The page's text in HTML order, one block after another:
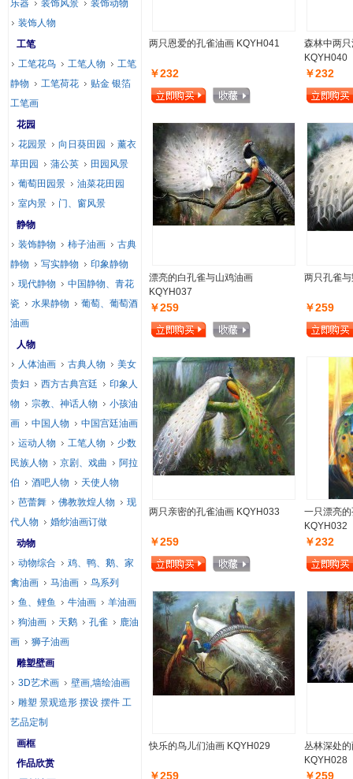
两只恩爱的孔雀油画 KQYH041
￥232
森林中两
KQYH040
￥232
漂亮的白孔雀与山鸡油画
KQYH037
￥259
两只孔雀
￥259
两只亲密的孔雀油画 KQYH033
￥259
一只漂亮
KQYH032
￥232
快乐的鸟儿们油画 KQYH029
￥259
丛林深处
KQYH028
￥259
乐器 装饰风景
装饰动物
装饰人物
工笔
工笔花鸟
工笔人物
工笔
静物
工笔荷花
贴金 银箔
工笔画
花园
花园景
向日葵田园
薰衣
草田园
蒲公英
田园风景
葡萄田园景
油菜花田园
室内景
门、窗风景
静物
装饰静物
柿子油画
古典
静物
写实静物
印象静物
现代静物
中国静物、青花
瓷
水果静物
葡萄、葡萄酒
油画
人物
人体油画
古典人物
美女
贵妇
西方古典宫廷
印象人
物
宗教、神话人物
小孩油
画
中国人物
中国宫廷油画
运动人物
工笔人物
少数
民族人物
京剧、戏曲
阿拉
伯
酒吧人物
天使人物
芭蕾舞
佛教敦煌人物
现
代人物
婚纱油画订做
动物
动物综合
鸡、鸭、鹅、家
禽油画
马油画
鸟系列
鱼、鲤鱼
牛油画
羊油画
狗油画
天鹅 孔雀
鹿油
画
狮子油画
雕塑壁画
3D艺术画
壁画,墙绘油画
雕塑 景观造形 摆设 摆件 工
艺品定制
画框
作品欣赏